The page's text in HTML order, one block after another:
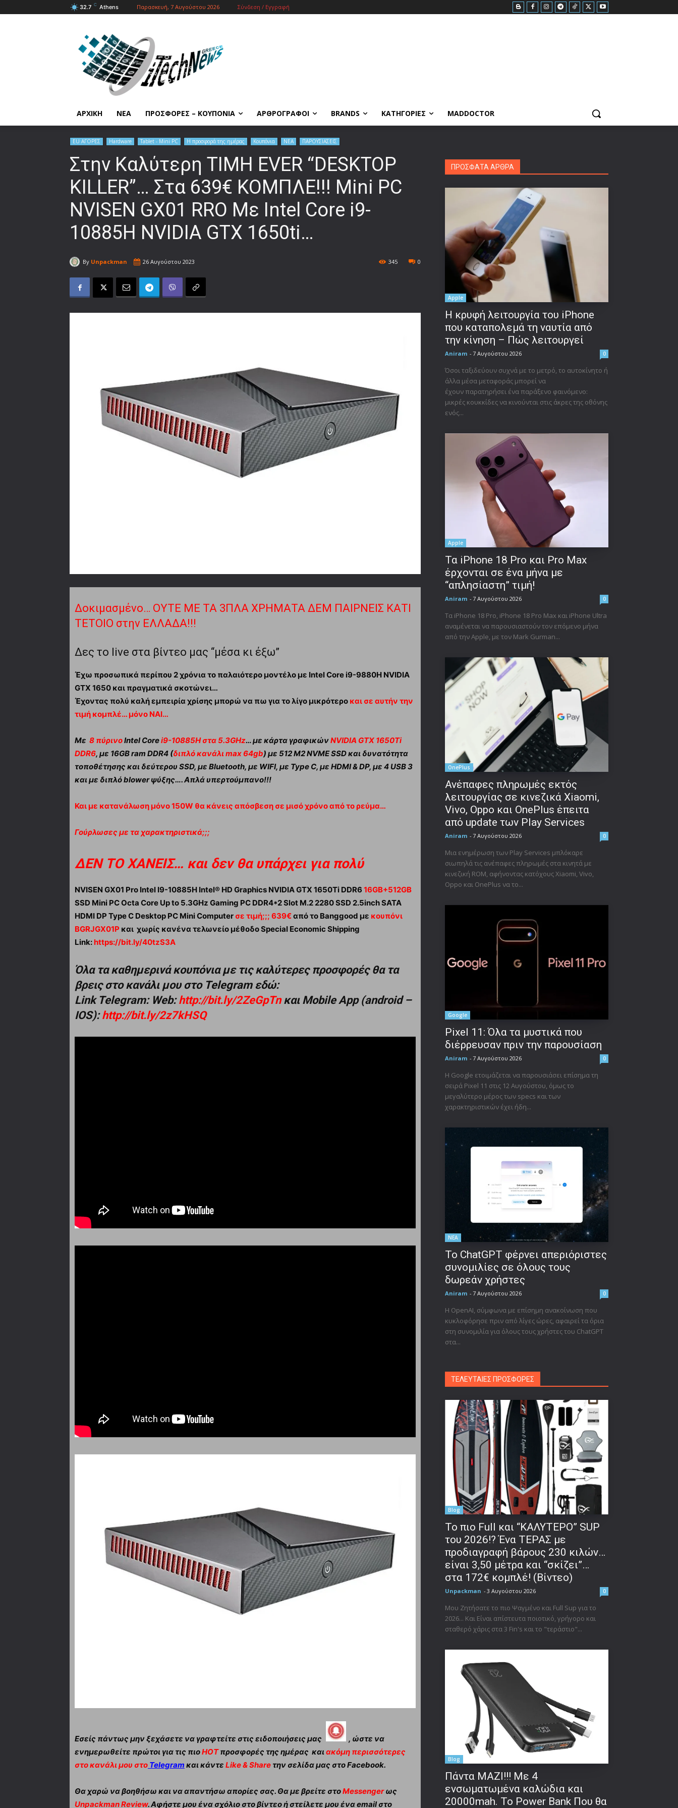
32.7 C Athens Παρασκευή, 7 Αυγούστου 2026 Σύνδεση / Εγγραφή
ΑΡΧΙΚΗ ΝΕΑ ΠΡΟΣΦΟΡΕΣ – ΚΟΥΠΟΝΙΑ ΑΡΘΡΟΓΡΑΦΟΙ BRANDS ΚΑΤΗΓΟΡΙΕΣ MADDOCTOR
EU ΑΓΟΡΕΣ Hardware Tablet - Mini PC Η προσφορά της ημέρας Κουπόνια ΝΕΑ ΠΑΡΟΥΣΙΑΣΕΙΣ
Στην Καλύτερη ΤΙΜΗ EVER “DESKTOP
KILLER”… Στα 639€ ΚΟΜΠΛΕ!!! Mini PC
NVISEN GX01 RRO Με Intel Core i9-
10885H NVIDIA GTX 1650ti…
By Unpackman 26 Αυγούστου 2023 0
345
Δοκιμασμένο… ΟΥΤΕ ΜΕ ΤΑ 3ΠΛΑ ΧΡΗΜΑΤΑ ΔΕΜ ΠΑΙΡΝΕΙΣ ΚΑΤΙ
ΤΕΤΟΙΟ στην ΕΛΛΑΔΑ!!!
Δες το live στα βίντεο μας “μέσα κι έξω”
Έχω προσωπικά περίπου 2 χρόνια το παλαιότερο μοντέλο με Intel Core i9-9880H NVIDIA
GTX 1650 και πραγματικά σκοτώνει…
Έχοντας πολύ καλή εμπειρία χρίσης μπορώ να πω για το λίγο μικρότερο και σε αυτήν την
τιμή κομπλέ… μόνο ΝΑΙ…
Με 8 πύρινοIntel Corei9-10885H στα 5.3GHz… με κάρτα γραφικώνNVIDIA GTX 1650Τi
DDR6, με 16GB ram DDR4 (διπλό κανάλι max 64gb) με 512 Μ2 NVME SSD και δυνατότητα
τοποθέτησης και δεύτερου SSD, με Bluetooth, με WIFI, με Type C, με HDMI & DP, με 4 USB 3
και με διπλό blower ψύξης…. Απλά υπερτούμπανο!!!
Και με κατανάλωση μόνο 150W θα κάνεις απόσβεση σε μισό χρόνο από το ρεύμα…
Γούρλωσες με τα χαρακτηριστικά;;;
ΔΕΝ ΤΟ ΧΑΝΕΙΣ… και δεν θα υπάρχει για πολύ
NVISEN GX01 Pro Intel I9-10885H Intel® HD Graphics NVIDIA GTX 1650Ti DDR6 16GB+512GB
SSD Mini PC Octa Core Up to 5.3GHz Gaming PC DDR4*2 Slot M.2 2280 SSD 2.5inch SATA
HDMI DP Type C Desktop PC Mini Computer σε τιμή;;; 639€από το Banggood με κουπόνι
BGRJGX01P και χωρίς κανένα τελωνείο μέθοδο Special Economic Shipping
Link: https://bit.ly/40tzS3A
Όλα τα καθημερινά κουπόνια με τις καλύτερες προσφορές θα τα
βρεις στο κανάλι μου στο Telegram εδώ:
Link Telegram: Web:http://bit.ly/2ZeGpTnκαι Mobile App (android –
IOS):http://bit.ly/2z7kHSQ
Εσείς πάντως μην ξεχάσετε να γραφτείτε στις ειδοποιήσεις μας
, ώστε να
ενημερωθείτε πρώτοι για τις πιοHOTπροσφορές της ημέρας καιακόμη περισσότερες
στο κανάλι μου στο Telegram και κάντε Like & Share την σελίδα μας στο Facebook.
Θα χαρώ να βοηθήσω και να απαντήσω απορίες σας. Θα με βρείτε στοMessengerως
Unpackman Review. Αφήστε μου ένα σχόλιο στο βίντεο ή στείλετε μου ένα email στο
ΠΡΟΣΦΑΤΑ ΑΡΘΡΑ
Apple
Η κρυφή λειτουργία του iPhone
που καταπολεμά τη ναυτία από
την κίνηση – Πώς λειτουργεί
Aniram - 7 Αυγούστου 2026 0
Όσοι ταξιδεύουν συχνά με το μετρό, το αυτοκίνητο ή
άλλα μέσα μεταφοράς μπορεί να
έχουν παρατηρήσει ένα παράξενο φαινόμενο:
μικρές κουκκίδες να κινούνται στις άκρες της οθόνης
ενός...
Apple
Τα iPhone 18 Pro και Pro Max
έρχονται σε ένα μήνα με
“απλησίαστη” τιμή!
Aniram - 7 Αυγούστου 2026 0
Τα iPhone 18 Pro, iPhone 18 Pro Max και iPhone Ultra
αναμένεται να παρουσιαστούν τον επόμενο μήνα
από την Apple, με τον Mark Gurman...
OnePlus
Ανέπαφες πληρωμές εκτός
λειτουργίας σε κινεζικά Xiaomi,
Vivo, Oppo και OnePlus έπειτα
από update των Play Services
Aniram - 7 Αυγούστου 2026 0
Μια ενημέρωση των Play Services μπλόκαρε
σιωπηλά τις ανέπαφες πληρωμές στα κινητά με
κινεζική ROM, αφήνοντας κατόχους Xiaomi, Vivo,
Oppo και OnePlus να το...
Google
Pixel 11: Όλα τα μυστικά που
διέρρευσαν πριν την παρουσίαση
Aniram - 7 Αυγούστου 2026 0
Η Google ετοιμάζεται να παρουσιάσει επίσημα τη
σειρά Pixel 11 στις 12 Αυγούστου, όμως το
μεγαλύτερο μέρος των specs και των
χαρακτηριστικών έχει ήδη...
ΝΕΑ
Το ChatGPT φέρνει απεριόριστες
συνομιλίες σε όλους τους
δωρεάν χρήστες
Aniram - 7 Αυγούστου 2026 0
Η OpenAI, σύμφωνα με επίσημη ανακοίνωση που
κυκλοφόρησε πριν από λίγες ώρες, αφαιρεί τα όρια
στη συνομιλία για όλους τους χρήστες του ChatGPT
στα...
ΤΕΛΕΥΤΑΙΕΣ ΠΡΟΣΦΟΡΕΣ
Blog
To πιο Full και “ΚΑΛΥΤΕΡΟ” SUP
του 2026!? Ένα ΤΕΡΑΣ με
προδιαγραφή βάρους 230 κιλών…
είναι 3,50 μέτρα και “σκίζει”…
στα 172€ κομπλέ! (Βίντεο)
Unpackman - 3 Αυγούστου 2026 0
Μου Ζητήσατε το πιο Ψαγμένο και Full Sup για το
2026... Και Είναι απίστευτα ποιοτικό, γρήγορο και
σταθερό χάρις στα 3 Fin's και το "τεράστιο"...
Blog
Πάντα ΜΑΖΙ!!! Με 4
ενσωματωμένα καλώδια και
20000mah. Το Power Bank Που θα